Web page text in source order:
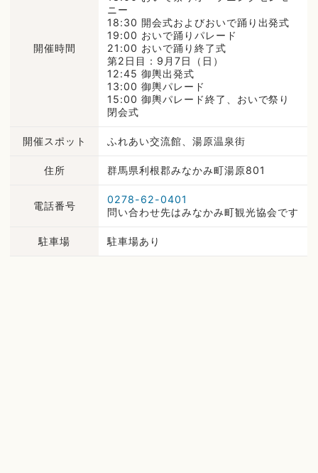
開催時間
ニー
18:30 開会式およびおいで踊り出発式
19:00 おいで踊りパレード
21:00 おいで踊り終了式
第2日目：9月7日（日）
12:45 御輿出発式
13:00 御輿パレード
15:00 御輿パレード終了、おいで祭り
閉会式
開催スポット ふれあい交流館、湯原温泉街
住所 群馬県利根郡みなかみ町湯原801
電話番号
0278-62-0401
問い合わせ先はみなかみ町観光協会です
駐車場 駐車場あり